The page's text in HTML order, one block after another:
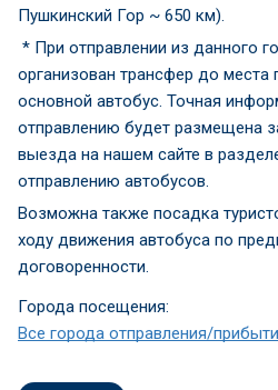
Пушкинский Гор ~ 650 км).
* При отправлении из данного
организован трансфер до места
основной автобус. Точная
отправлению будет размещена
выезда на нашем сайте в
отправлению автобусов.
Возможна также посадка
ходу движения автобуса по
договоренности.
Города посещения:
Все города отправления/